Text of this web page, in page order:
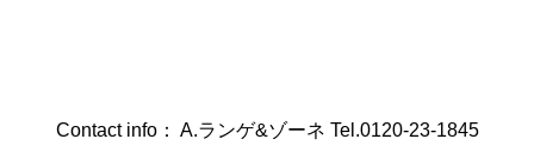
Contact info： A.ランゲ&ゾーネ Tel.0120-23-1845